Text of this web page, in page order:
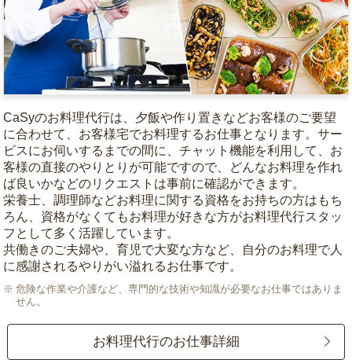
CaSyのお料理代行は、夕飯や作り置きなどお客様のご要望
に合わせて、お客様宅でお料理するお仕事となります。サー
ビスにお伺いするまでの間に、チャット機能を利用して、お
客様の直接のやりとりが可能ですので、どんなお料理を作れ
ば良いかなどのリクエストは事前に確認ができます。
栄養士、調理師などお料理に関する資格をお持ちの方はもち
ろん、資格がなくてもお料理が好きな方がお料理代行スタッ
フとして多く活躍しています。
共働きのご夫婦や、育児で大変な方など、自分のお料理で人
に感謝されるやりがい溢れるお仕事です。
危険な作業や介護など、専門的な技術や知識が必要なお仕事ではありま
せん。
お料理代行のお仕事詳細